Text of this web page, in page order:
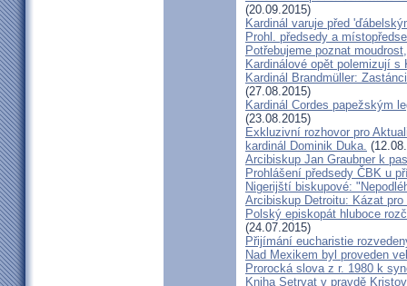
(20.09.2015)
Kardinál varuje před
Prohl. předsedy a
Potřebujeme poznat
Kardinálové opět polemizují
Kardinál Brandmüller:
(27.08.2015)
Kardinál Cordes papežským
(23.08.2015)
Exkluzivní rozhovor pro
kardinál Dominik Duka.
Arcibiskup Jan Graubner k
Prohlášení předsedy ČBK u
Nigerijští biskupové:
Arcibiskup Detroitu: Kázat
Polský episkopát hluboce
(24.07.2015)
Přijímání eucharistie
Nad Mexikem byl proveden
Prorocká slova z r. 1980 k
Kniha Setrvat v pravdě